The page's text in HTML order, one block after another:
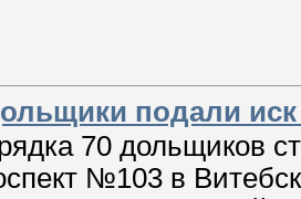
подали
70 дольщиков
№103 в